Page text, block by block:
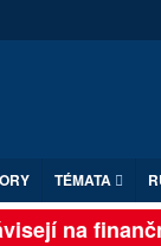
TÉMATA
na